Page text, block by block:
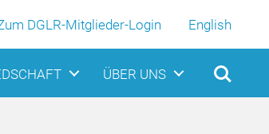
DGLR-Mitglieder-Login English
ÜBER UNS